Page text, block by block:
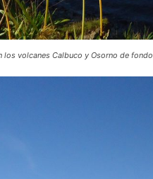
los volcanes Calbuco y Osorno de fondo